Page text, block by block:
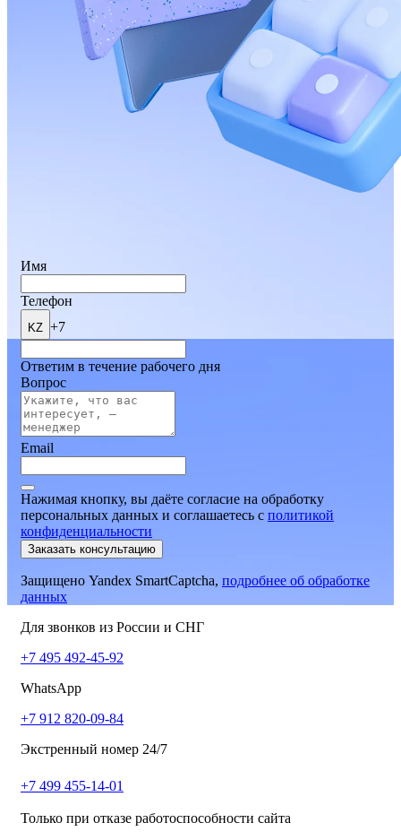
Имя
Телефон
KZ +7
Ответим в течение рабочего дня
Вопрос
Email
Нажимая кнопку, вы даёте согласие на обработку
персональных данных и соглашаетесь c политикой
конфиденциальности
Заказать консультацию
Защищено Yandex SmartCaptcha, подробнее об обработке
данных
Для звонков из России и СНГ
+7 495 492-45-92
WhatsApp
+7 912 820-09-84
Экстренный номер 24/7
+7 499 455-14-01
Только при отказе работоспособности сайта